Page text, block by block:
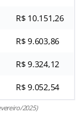
R$ 10.151,26
R$ 9.603,86
R$ 9.324,12
R$ 9.052,54
2025)